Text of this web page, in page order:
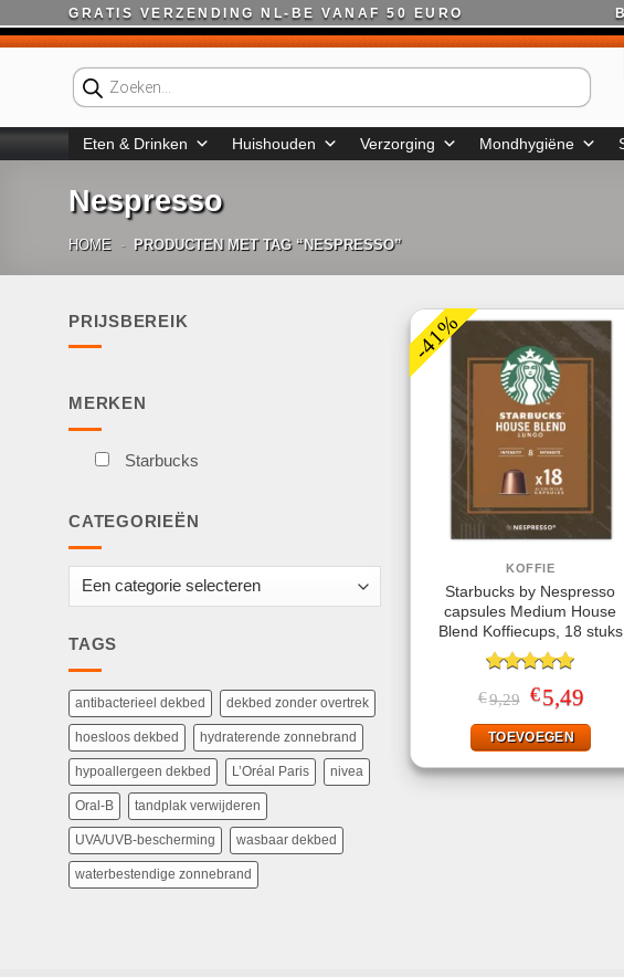
naar
GRATIS VERZENDING NL-BE VANAF 50 EURO
Producten
zoeken
Eten & Drinken Huishouden Verzorging Mondhygiëne
Nespresso
HOME - PRODUCTEN MET TAG “NESPRESSO”
PRIJSBEREIK
MERKEN
Starbucks
CATEGORIEËN
TAGS
antibacterieel dekbed dekbed zonder overtrek
hoesloos dekbed hydraterende zonnebrand
hypoallergeen dekbed L’Oréal Paris nivea
Oral-B tandplak verwijderen
UVA/UVB-bescherming wasbaar dekbed
waterbestendige zonnebrand
-41%
KOFFIE
Starbucks by Nespresso
capsules Medium House
Blend Koffiecups, 18 stuks
Gewaardeerd
5.00uit 5
€9,29
prijs
was:
€9,29.
€5,49prijs
is:
€5,49.
TOEVOEGEN